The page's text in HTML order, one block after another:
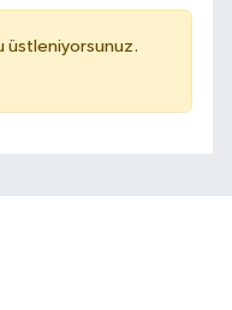
üstleniyorsunuz.